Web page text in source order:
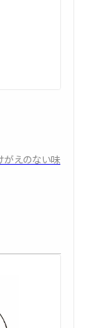
がえのない味